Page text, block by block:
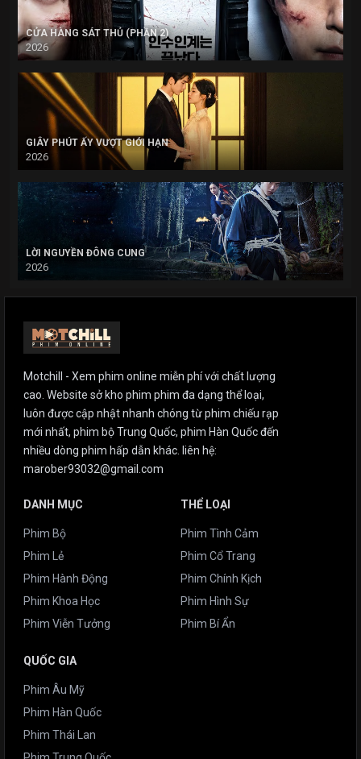
CỬA HÀNG SÁT THỦ (PHẦN 2)
2026
GIÂY PHÚT ẤY VƯỢT GIỚI HẠN
2026
LỜI NGUYỀN ĐÔNG CUNG
2026
Motchill - Xem phim online miễn phí với chất lượng
cao. Website sở kho phim phim đa dạng thể loại,
luôn được cập nhật nhanh chóng từ phim chiếu rạp
mới nhất, phim bộ Trung Quốc, phim Hàn Quốc đến
nhiều dòng phim hấp dẫn khác. liên hệ:
marober93032@gmail.com
DANH MỤC
Phim Bộ
Phim Lẻ
Phim Hành Động
Phim Khoa Học
Phim Viễn Tưởng
THỂ LOẠI
Phim Tình Cảm
Phim Cổ Trang
Phim Chính Kịch
Phim Hình Sự
Phim Bí Ẩn
QUỐC GIA
Phim Âu Mỹ
Phim Hàn Quốc
Phim Thái Lan